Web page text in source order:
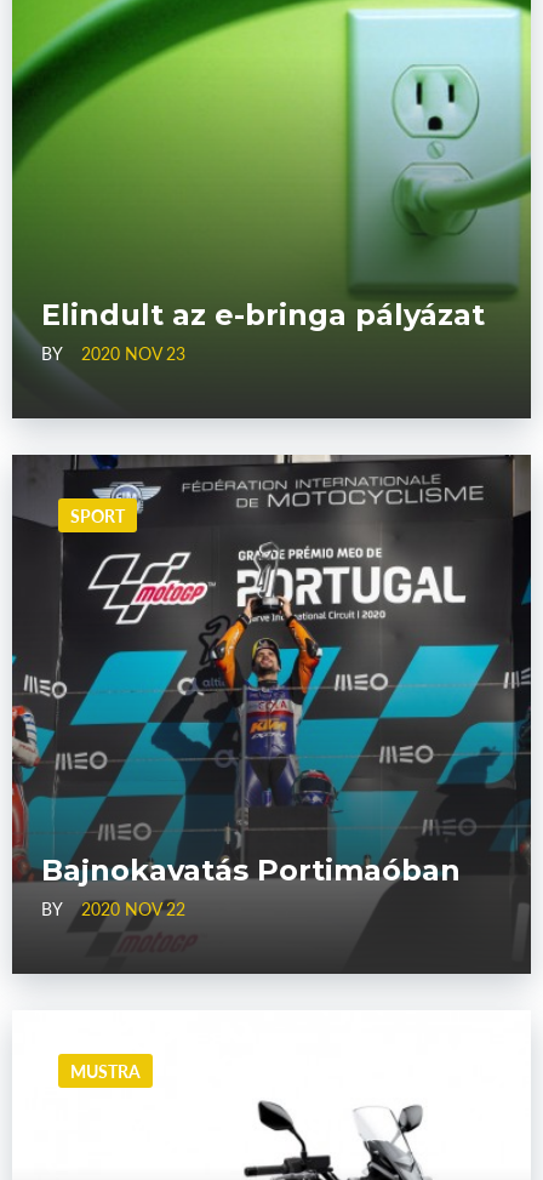
Elindult az e-bringa pályázat
BY 2020 NOV 23
SPORT
Bajnokavatás Portimaóban
BY 2020 NOV 22
MUSTRA